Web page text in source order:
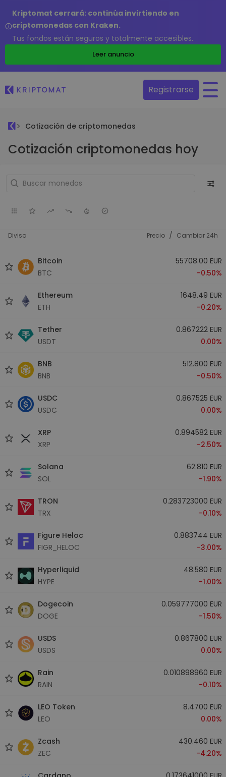
Kriptomat cerrará: continúa invirtiendo en
criptomonedas con Kraken.
Tus fondos están seguros y totalmente accesibles.
Leer anuncio
Registrarse
Cotización de criptomonedas
Cotización criptomonedas hoy
Divisa Precio / Cambiar 24h
Bitcoin
BTC
55708.00 EUR
-0.50%
Ethereum
ETH
1648.49 EUR
-0.20%
Tether
USDT
0.867222 EUR
0.00%
BNB
BNB
512.800 EUR
-0.50%
USDC
USDC
0.867525 EUR
0.00%
XRP
XRP
0.894582 EUR
-2.50%
Solana
SOL
62.810 EUR
-1.90%
TRON
TRX
0.283723000 EUR
-0.10%
Figure Heloc
FIGR_HELOC
0.883744 EUR
-3.00%
Hyperliquid
HYPE
48.580 EUR
-1.00%
Dogecoin
DOGE
0.059777000 EUR
-1.50%
USDS
USDS
0.867800 EUR
0.00%
Rain
RAIN
0.010898960 EUR
-0.10%
LEO Token
LEO
8.4700 EUR
0.00%
Zcash
ZEC
430.460 EUR
-4.20%